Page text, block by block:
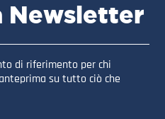
Newsletter
di riferimento per chi
su tutto ciò che